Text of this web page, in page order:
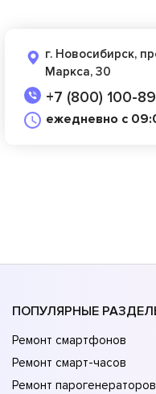
г. Новосибирск,
Маркса, 30
+7 (800) 100-
ежедневно с
ПОПУЛЯРНЫЕ
Ремонт смартфонов
Ремонт смарт-часов
Ремонт парогенераторов